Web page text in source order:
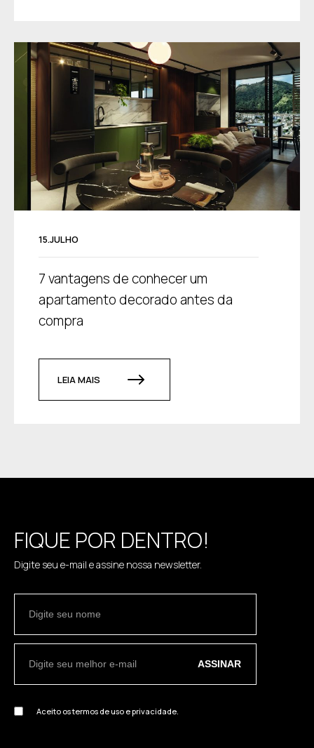
15.JULHO
7 vantagens de conhecer um
apartamento decorado antes da
compra
LEIA MAIS
FIQUE POR DENTRO!
Digite seu e-mail e assine nossa newsletter.
Aceito os termos de uso e privacidade.
ASSINAR